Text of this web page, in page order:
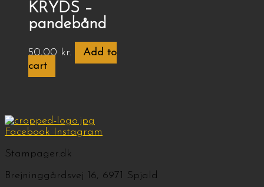
KRYDS –
pandebånd
50,00 kr.
Add to
cart
Facebook
Instagram
Stampager.dk
Brejninggårdsvej 16, 6971 Spjald